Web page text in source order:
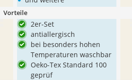
Vorteile
2er-Set
antiallergisch
bei besonders hohen
Temperaturen waschbar
Oeko-Tex Standard 100
geprüf